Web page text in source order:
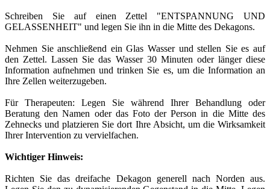
Schreiben Sie auf einen Zettel "ENTSPANNUNG UND
GELASSENHEIT" und legen Sie ihn in die Mitte des Dekagons.
Nehmen Sie anschließend ein Glas Wasser und stellen Sie es auf
den Zettel. Lassen Sie das Wasser 30 Minuten oder länger diese
Information aufnehmen und trinken Sie es, um die Information an
Ihre Zellen weiterzugeben.
Für Therapeuten: Legen Sie während Ihrer Behandlung oder
Beratung den Namen oder das Foto der Person in die Mitte des
Zehnecks und platzieren Sie dort Ihre Absicht, um die Wirksamkeit
Ihrer Intervention zu vervielfachen.
Wichtiger Hinweis:
Richten Sie das dreifache Dekagon generell nach Norden aus.